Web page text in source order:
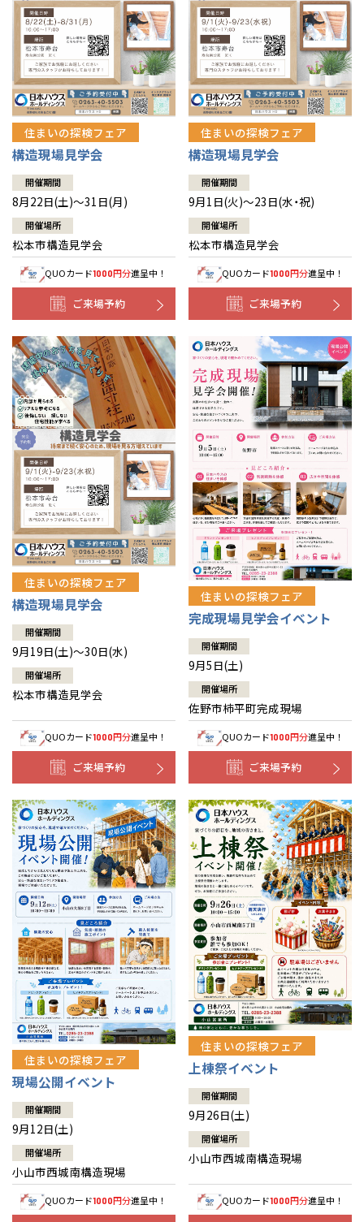
住まいの探検フェア
構造現場見学会
開催期間
8月22日(土)～31日(月)
開催場所
松本市構造見学会
QUOカード1000円分進呈中！
ご来場予約
住まいの探検フェア
構造現場見学会
開催期間
9月1日(火)～23日(水・祝)
開催場所
松本市構造見学会
QUOカード1000円分進呈中！
ご来場予約
住まいの探検フェア
構造現場見学会
開催期間
9月19日(土)～30日(水)
開催場所
松本市構造見学会
QUOカード1000円分進呈中！
ご来場予約
住まいの探検フェア
完成現場見学会イベント
開催期間
9月5日(土)
開催場所
佐野市柿平町完成現場
QUOカード1000円分進呈中！
ご来場予約
住まいの探検フェア
現場公開イベント
開催期間
9月12日(土)
開催場所
小山市西城南構造現場
QUOカード1000円分進呈中！
住まいの探検フェア
上棟祭イベント
開催期間
9月26日(土)
開催場所
小山市西城南構造現場
QUOカード1000円分進呈中！